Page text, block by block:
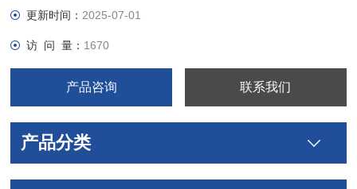
更新时间： 2025-07-01
访 问 量： 1670
产品咨询 联系我们
产品分类